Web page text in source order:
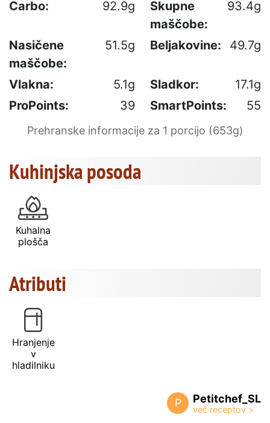
Carbo: 92.9g
Skupne
maščobe:
93.4g
Nasičene
maščobe:
51.5g Beljakovine: 49.7g
Vlakna: 5.1g Sladkor:
17.1g
ProPoints:
39 SmartPoints: 55
Prehranske informacije za 1 porcijo (653g)
Kuhinjska posoda
Kuhalna
plošča
Atributi
Hranjenje
v
hladilniku
P Petitchef_SL